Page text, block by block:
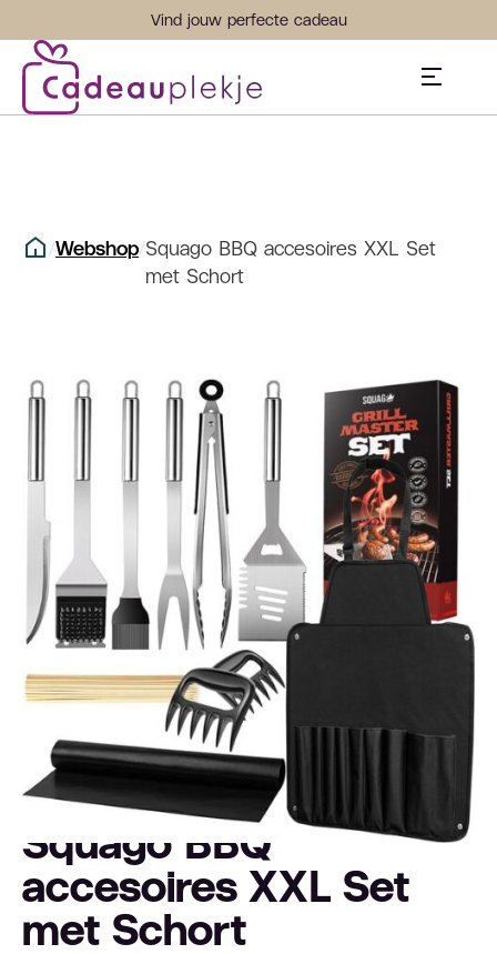
Vind jouw perfecte cadeau
/Webshop/Squago BBQ accesoires XXL Set
met Schort
Squago BBQ
accesoires XXL Set
met Schort